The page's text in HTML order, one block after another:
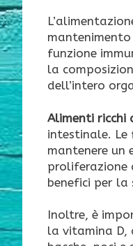
funzione
la
dell’intero
Alimenti ricchi
intestinale.
mantenere un
proliferazione
benefici per
Inoltre, è
la vitamina D,